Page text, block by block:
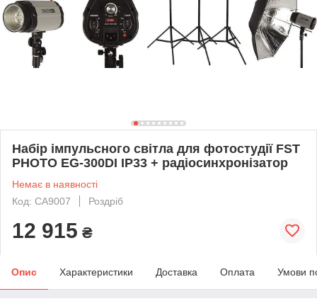
Набір імпульсного світла для фотостудії FST
PHOTO EG-300DI IP33 + радіосинхронізатор
Немає в наявності
Код: CA9007
Роздріб
12 915 ₴
Опис Характеристики Доставка Оплата Умови